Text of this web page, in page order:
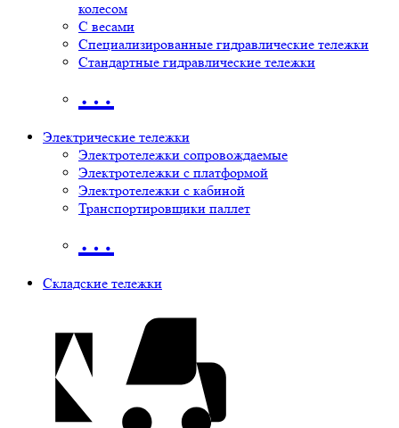
колесом
С весами
Специализированные гидравлические тележки
Стандартные гидравлические тележки
…
Электрические тележки
Электротележки сопровождаемые
Электротележки с платформой
Электротележки с кабиной
Транспортировщики паллет
…
Складские тележки